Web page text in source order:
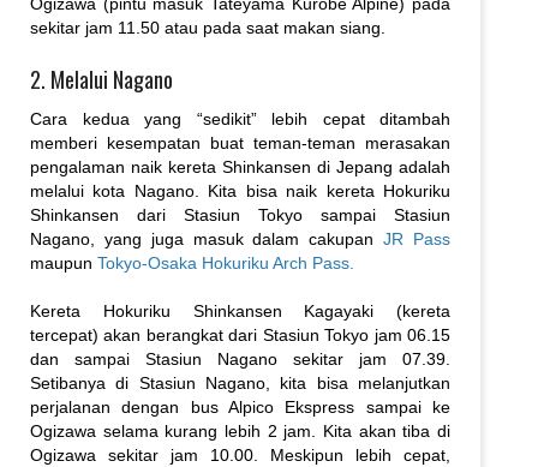
sekitar jam 11.50 atau pada saat makan siang.
2. Melalui Nagano
Cara kedua yang “sedikit” lebih cepat ditambah
memberi kesempatan buat teman-teman merasakan
pengalaman naik kereta Shinkansen di Jepang adalah
melalui kota Nagano. Kita bisa naik kereta Hokuriku
Shinkansen dari Stasiun Tokyo sampai Stasiun
Nagano, yang juga masuk dalam cakupanJR Pass
maupun Tokyo-Osaka Hokuriku Arch Pass.
Kereta Hokuriku Shinkansen Kagayaki (kereta
tercepat) akan berangkat dari Stasiun Tokyo jam 06.15
dan sampai Stasiun Nagano sekitar jam 07.39.
Setibanya di Stasiun Nagano, kita bisa melanjutkan
perjalanan dengan bus Alpico Ekspress sampai ke
Ogizawa selama kurang lebih 2 jam. Kita akan tiba di
Ogizawa sekitar jam 10.00. Meskipun lebih cepat,